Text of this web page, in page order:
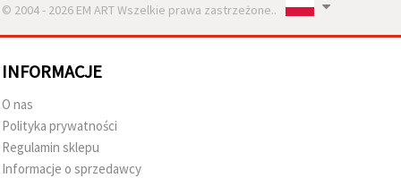
© 2004 - 2026 EM ART Wszelkie prawa zastrzeżone..
INFORMACJE
O nas
Polityka prywatności
Regulamin sklepu
Informacje o sprzedawcy